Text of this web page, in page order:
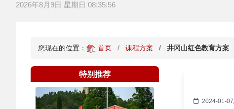
2026年8月9日 星期日 08:35:58
您现在的位置： 首页 课程方案 井冈山红色教育方案
特别推荐
2024-01-07